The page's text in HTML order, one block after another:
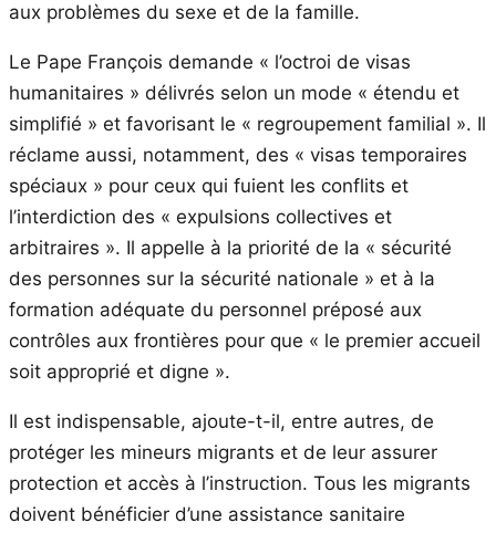
aux problèmes du sexe et de la famille.
Le Pape François demande « l’octroi de visas
humanitaires » délivrés selon un mode « étendu et
simplifié » et favorisant le « regroupement familial ». Il
réclame aussi, notamment, des « visas temporaires
spéciaux » pour ceux qui fuient les conflits et
l’interdiction des « expulsions collectives et
arbitraires ». Il appelle à la priorité de la « sécurité
des personnes sur la sécurité nationale » et à la
formation adéquate du personnel préposé aux
contrôles aux frontières pour que « le premier accueil
soit approprié et digne ».
Il est indispensable, ajoute-t-il, entre autres, de
protéger les mineurs migrants et de leur assurer
protection et accès à l’instruction. Tous les migrants
doivent bénéficier d’une assistance sanitaire